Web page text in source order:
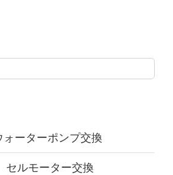
ーターポンプ交換
ルモーター交換